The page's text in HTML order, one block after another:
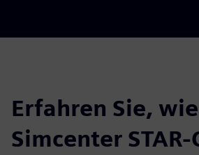
Erfahren Sie,
Simcenter STAR-